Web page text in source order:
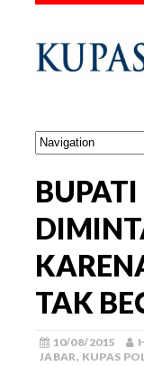
TAK
10/08/2015
JABAR, KUPAS